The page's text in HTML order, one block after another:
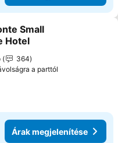
a kedvencekhez
Small
Hotel
364
a parttól
Árak megjelenítése